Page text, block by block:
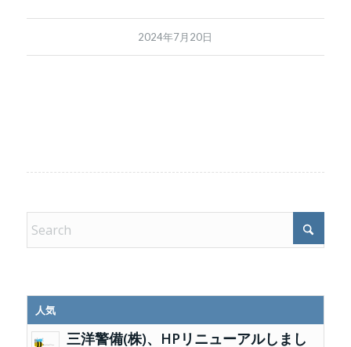
2024年7月20日
人気
三洋警備(株)、HPリニューアルしまし